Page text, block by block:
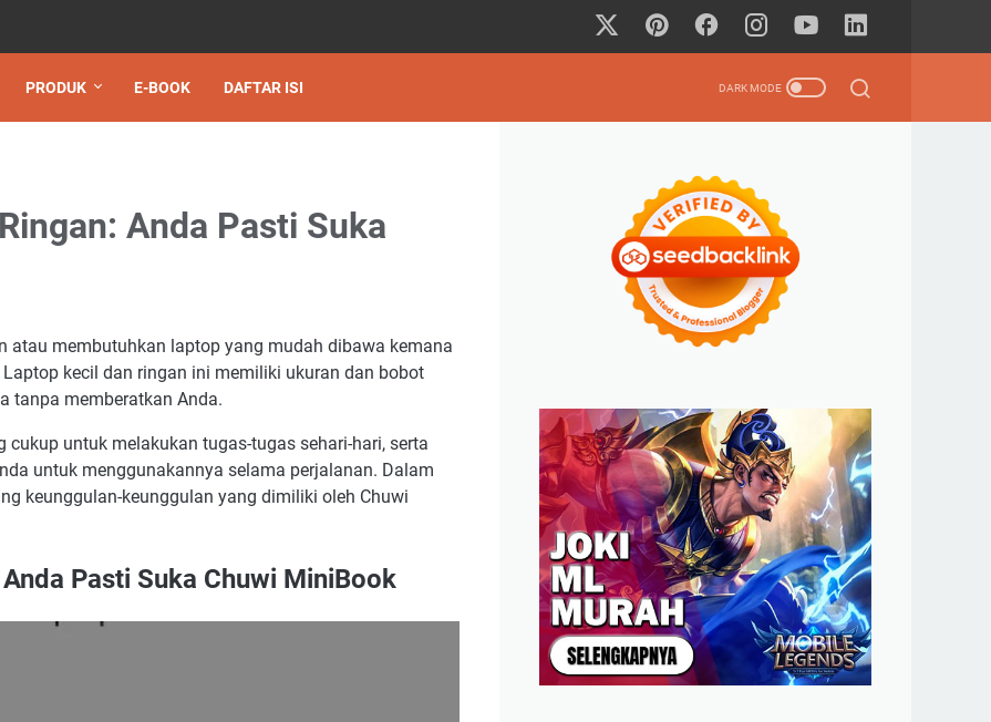
PRODUK E-BOOK DAFTAR ISI
Anda Pasti Suka
atau membutuhkan laptop yang mudah dibawa kemana
kecil dan ringan ini memiliki ukuran dan bobot
tanpa memberatkan Anda.
untuk melakukan tugas-tugas sehari-hari, serta
untuk menggunakannya selama perjalanan. Dalam
keunggulan-keunggulan yang dimiliki oleh Chuwi
Pasti Suka Chuwi MiniBook